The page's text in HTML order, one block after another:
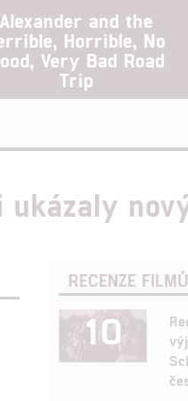
Alexander and the
Horrible, No
Very Bad Road
Trip
ukázaly
RECENZE FILMŮ
10